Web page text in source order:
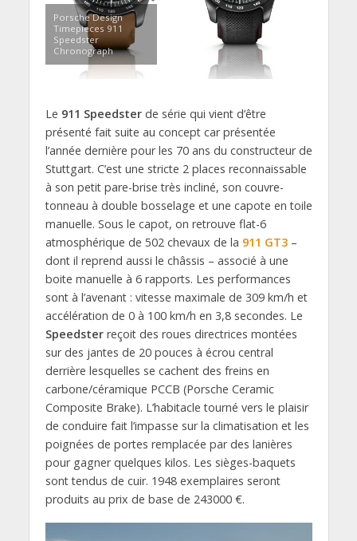
Porsche Design
Timepieces 911
Speedster
Chronograph
Le 911 Speedsterde série qui vient d’être
présenté fait suite au concept car présentée
l’année dernière pour les 70 ans du constructeur de
Stuttgart. C’est une stricte 2 places reconnaissable
à son petit pare-brise très incliné, son couvre-
tonneau à double bosselage et une capote en toile
manuelle. Sous le capot, on retrouve flat-6
atmosphérique de 502 chevaux de la 911 GT3–
dont il reprend aussi le châssis – associé à une
boite manuelle à 6 rapports. Les performances
sont à l’avenant : vitesse maximale de 309 km/h et
accélération de 0 à 100 km/h en 3,8 secondes. Le
Speedsterreçoit des roues directrices montées
sur des jantes de 20 pouces à écrou central
derrière lesquelles se cachent des freins en
carbone/céramique PCCB (Porsche Ceramic
Composite Brake). L’habitacle tourné vers le plaisir
de conduire fait l’impasse sur la climatisation et les
poignées de portes remplacée par des lanières
pour gagner quelques kilos. Les sièges-baquets
sont tendus de cuir. 1948 exemplaires seront
produits au prix de base de 243000 €.